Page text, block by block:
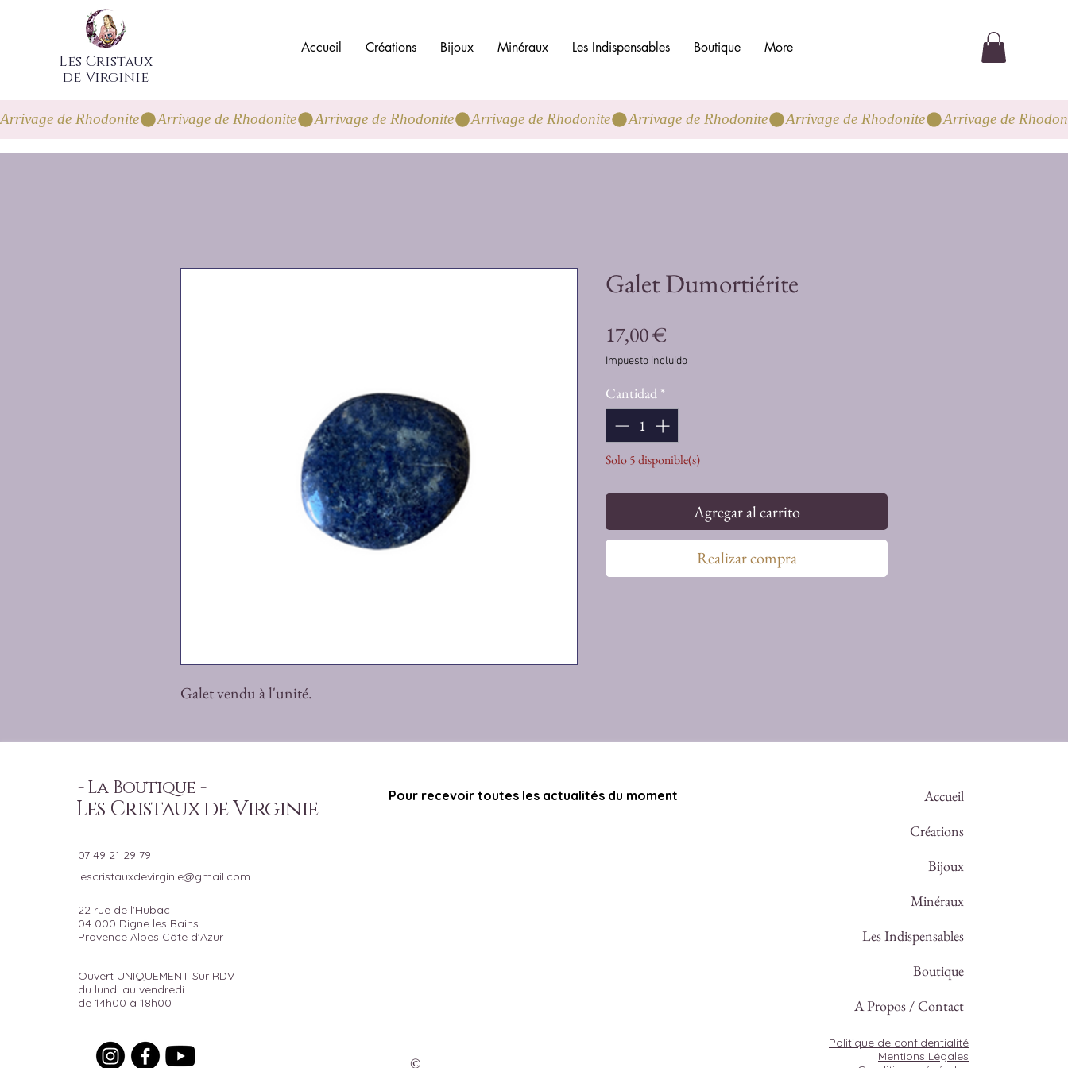
Les Cristaux
de Virginie
Accueil Créations Bijoux Minéraux Les Indispensables Boutique More
Arrivage de Rhodonite
Galet vendu à l'unité.
Galet Dumortiérite
17,00 €Precio
Impuesto incluido
Cantidad *
Solo 5 disponible(s)
Agregar al carrito
Realizar compra
- La Boutique -
Les Cristaux de Virginie
07 49 21 29 79
lescristauxdevirginie@gmail.com
22 rue de l'Hubac
04 000 Digne les Bains
Provence Alpes Côte d'Azur
Ouvert UNIQUEMENT Sur RDV
du lundi au vendredi
de 14h00 à 18h00
Pour recevoir toutes les actualités du moment
©
Accueil
Créations
Bijoux
Minéraux
Les Indispensables
Boutique
A Propos / Contact
Politique de confidentialité
Mentions Légales